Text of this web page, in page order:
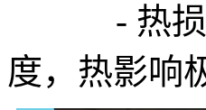
- 热损伤
度，热影响